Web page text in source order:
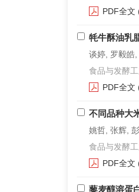
PDF全文
牦牛酥油乳
谈婷, 罗毅皓
食品与发酵
PDF全文
不同品种大
姚哲, 张辉,
食品与发酵
PDF全文
藜麦醇溶蛋